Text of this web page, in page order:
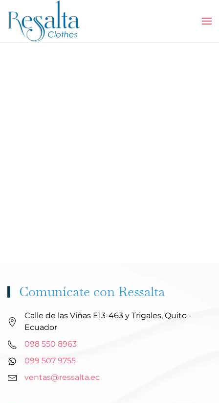
Skip to main content
Comunícate con Ressalta
Calle de las Viñas E13-463 y Trigales, Quito -
Ecuador
098 550 8963
099 507 9755
ventas@ressalta.ec